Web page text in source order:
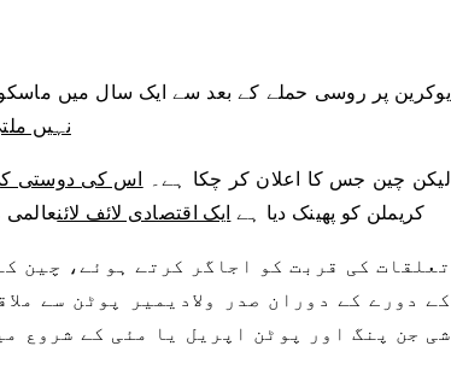
یوکرین پر روسی حملے کے بعد سے ایک سال میں
نہیں
لیکن چین جس کا اعلان کر چکا ہے۔ اس کی دوستی
کریملن کو پھینک دیا ہے ایک اقتصادی لائف لائنعالمی
تعلقات کی قربت کو اجاگر کرتے ہوئے، چین
کے دورے کے دوران صدر ولادیمیر پوٹن سے
شی جن پنگ اور پوٹن اپریل یا مئی کے شروع